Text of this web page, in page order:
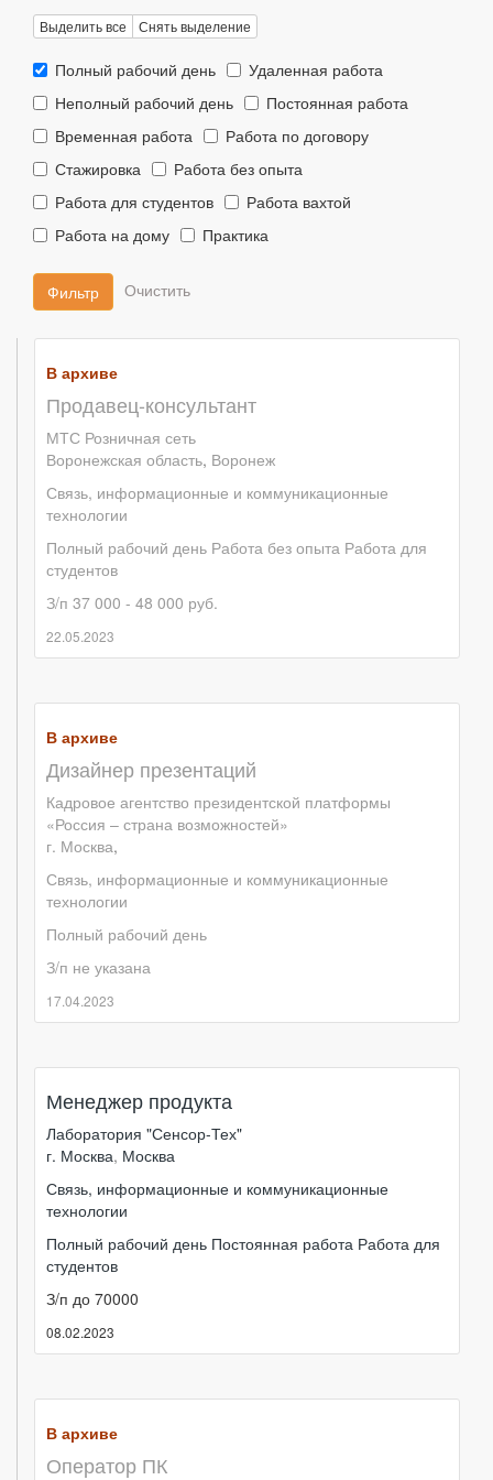
Выделить все Снять выделение
Тип
Полный рабочий день
Тип
занятости::
Удаленная работа
Тип
Неполный рабочий день
Тип
Постоянная работа
Тип
Временная работа
Тип
Работа по договору
Тип
Стажировка
Тип
занятости::
Работа без опыта
Тип
Работа для студентов
Тип
Работа вахтой
Тип
Работа на дому
Тип
Практика
Фильтр
В архиве
Продавец-консультант
МТС Розничная сеть
Воронежская область, Воронеж
Связь, информационные и коммуникационные
технологии
Полный рабочий день Работа без опыта Работа для
студентов
З/п 37 000 - 48 000 руб.
22.05.2023
В архиве
Дизайнер презентаций
Кадровое агентство президентской платформы
«Россия – страна возможностей»
г. Москва,
Связь, информационные и коммуникационные
технологии
Полный рабочий день
З/п не указана
17.04.2023
Менеджер продукта
Лаборатория "Сенсор-Тех"
г. Москва, Москва
Связь, информационные и коммуникационные
технологии
Полный рабочий день Постоянная работа Работа для
студентов
З/п до 70000
08.02.2023
В архиве
Оператор ПК